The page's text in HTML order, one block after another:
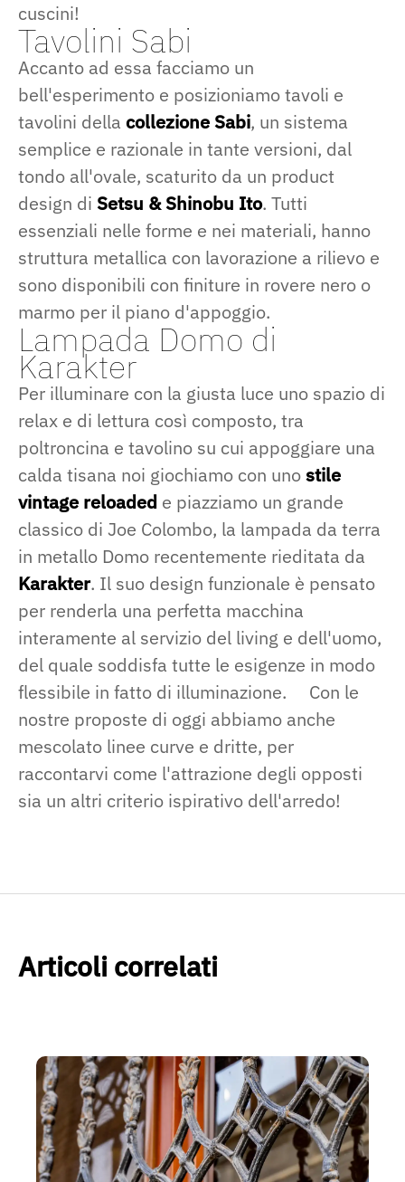
cuscini!
Tavolini Sabi
Accanto ad essa facciamo un
bell'esperimento e posizioniamo tavoli e
tavolini della collezione Sabi, un sistema
semplice e razionale in tante versioni, dal
tondo all'ovale, scaturito da un product
design di Setsu & Shinobu Ito. Tutti
essenziali nelle forme e nei materiali, hanno
struttura metallica con lavorazione a rilievo e
sono disponibili con finiture in rovere nero o
marmo per il piano d'appoggio.
Lampada Domo di
Karakter
Per illuminare con la giusta luce uno spazio di
relax e di lettura così composto, tra
poltroncina e tavolino su cui appoggiare una
calda tisana noi giochiamo con unostile
vintage reloaded e piazziamo un grande
classico di Joe Colombo, la lampada da terra
in metallo Domo recentemente rieditata da
Karakter. Il suo design funzionale è pensato
per renderla una perfetta macchina
interamente al servizio del living e dell'uomo,
del quale soddisfa tutte le esigenze in modo
flessibile in fatto di illuminazione. Con le
nostre proposte di oggi abbiamo anche
mescolato linee curve e dritte, per
raccontarvi come l'attrazione degli opposti
sia un altri criterio ispirativo dell'arredo!
Articoli correlati